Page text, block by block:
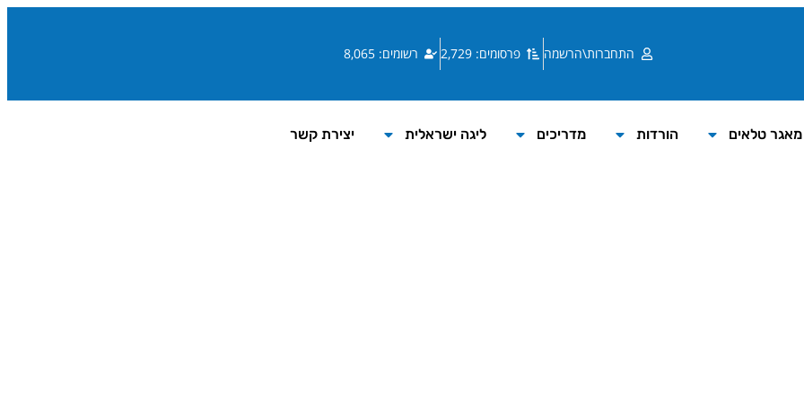
התחברות\הרשמה פרסומים: 2,729 רשומים: 8,065
מאגר טלאים הורדות מדריכים ליגה ישראלית יצירת קשר